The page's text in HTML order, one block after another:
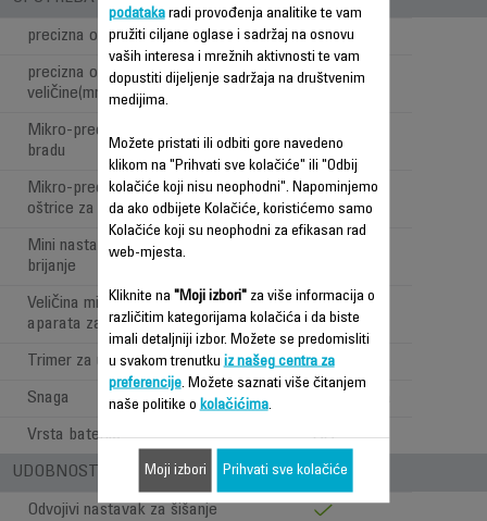
precizna oštrica za bradu
precizna oštrica za bradu
veličine(mm)
20 mm
Mikro-precizna oštrica za
bradu
Mikro-precizna veličina
oštrice za bradu
5 mm
Mini nastavak aparata za
brijanje
Veličina mini nastavak
aparata za brijanje
25 mm
Trimer za uši i nos
Snaga Upotreba bez kabla
Vrsta baterije AA
UDOBNOST PRI UPOTREBI
Odvojivi nastavak za šišanje
podatakaradi provođenja analitike te vam
pružiti ciljane oglase i sadržaj na osnovu
vaših interesa i mrežnih aktivnosti te vam
dopustiti dijeljenje sadržaja na društvenim
medijima.
Možete pristati ili odbiti gore navedeno
klikom na "Prihvati sve kolačiće" ili "Odbij
kolačiće koji nisu neophodni". Napominjemo
da ako odbijete Kolačiće, koristićemo samo
Kolačiće koji su neophodni za efikasan rad
web-mjesta.
Kliknite na "Moji izbori"za više informacija o
različitim kategorijama kolačića i da biste
imali detaljniji izbor. Možete se predomisliti
u svakom trenutku iz našeg centra za
preferencije. Možete saznati više čitanjem
naše politike o kolačićima.
Moji izbori Prihvati sve kolačiće